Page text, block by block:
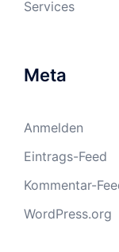
Services
Meta
Anmelden
Eintrags-Feed
Kommentar-
WordPress.org